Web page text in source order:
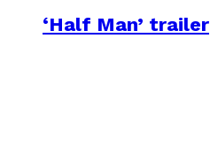
‘Half Man’ trailer